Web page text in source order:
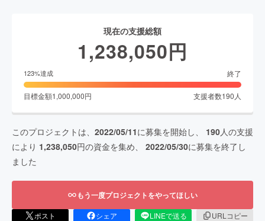
現在の支援総額
1,238,050円
123%達成 終了
目標金額1,000,000円 支援者数190 人
このプロジェクトは、 2022/05/11に募集を開始し、 190人の支援
により 1,238,050円の資金を集め、 2022/05/30に募集を終了し
ました
もう一度プロジェクトをやってほしい
ポスト シェア LINEで送る
URLコピー